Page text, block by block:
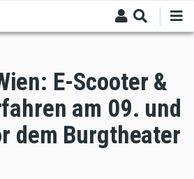
E-Scooter &
am 09. und
dem Burgtheater